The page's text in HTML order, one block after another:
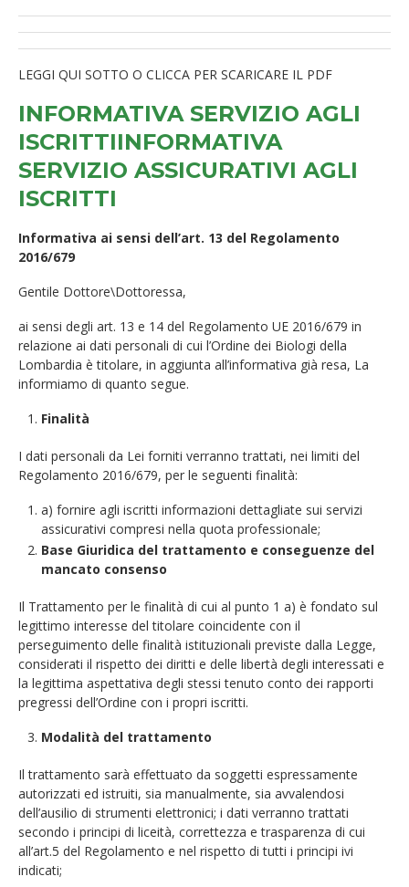
LEGGI QUI SOTTO O CLICCA PER SCARICARE IL PDF
INFORMATIVA SERVIZIO AGLI
ISCRITTIINFORMATIVA
SERVIZIO ASSICURATIVI AGLI
ISCRITTI
Informativa ai sensi dell’art. 13 del Regolamento
2016/679
Gentile Dottore\Dottoressa,
ai sensi degli art. 13 e 14 del Regolamento UE 2016/679 in
relazione ai dati personali di cui l’Ordine dei Biologi della
Lombardia è titolare, in aggiunta all’informativa già resa, La
informiamo di quanto segue.
Finalità
I dati personali da Lei forniti verranno trattati, nei limiti del
Regolamento 2016/679, per le seguenti finalità:
a) fornire agli iscritti informazioni dettagliate sui servizi
assicurativi compresi nella quota professionale;
Base Giuridica del trattamento e conseguenze del
mancato consenso
Il Trattamento per le finalità di cui al punto 1 a) è fondato sul
legittimo interesse del titolare coincidente con il
perseguimento delle finalità istituzionali previste dalla Legge,
considerati il rispetto dei diritti e delle libertà degli interessati e
la legittima aspettativa degli stessi tenuto conto dei rapporti
pregressi dell’Ordine con i propri iscritti.
Modalità del trattamento
Il trattamento sarà effettuato da soggetti espressamente
autorizzati ed istruiti, sia manualmente, sia avvalendosi
dell’ausilio di strumenti elettronici; i dati verranno trattati
secondo i principi di liceità, correttezza e trasparenza di cui
all’art.5 del Regolamento e nel rispetto di tutti i principi ivi
indicati;